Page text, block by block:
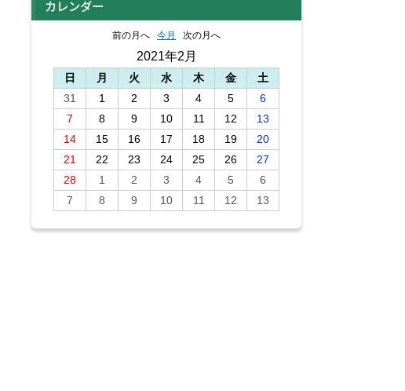
カレンダー
前の月へ 今月 次の月へ
2021年2月
日 月 火 水 木 金
土
31
1 2 3 4 5
6
7
8 9 10 11 12
13
14
15 16 17 18 19
20
21
22 23 24 25 26
27
28
1 2 3 4 5
6
7
8 9 10 11 12 13